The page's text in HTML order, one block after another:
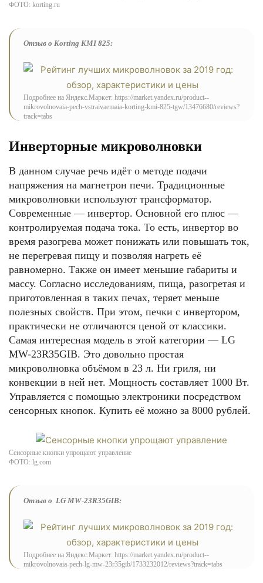
ФОТО: korting.ru
Отзыв о Korting KMI 825:
Подробнее на Яндекс.Маркет: https://market.yandex.ru/product--
mikrovolnovaia-pech-vstraivaemaia-korting-kmi-825-tgw/13476680/reviews?
track=tabs
Инверторные микроволновки
В данном случае речь идёт о методе подачи
напряжения на магнетрон печи. Традиционные
микроволновки используют трансформатор.
Современные — инвертор. Основной его плюс —
контролируемая подача тока. То есть, инвертор во
время разогрева может понижать или повышать ток,
не перегревая пищу и позволяя нагреть её
равномерно. Также он имеет меньшие габариты и
массу. Согласно исследованиям, пища, разогретая и
приготовленная в таких печах, теряет меньше
полезных свойств. При этом, печки с инвертором,
практически не отличаются ценой от классики.
Самая интересная модель в этой категории — LG
MW-23R35GIB. Это довольно простая
микроволновка объёмом в 23 л. Ни гриля, ни
конвекции в ней нет. Мощность составляет 1000 Вт.
Управляется с помощью электроники посредством
сенсорных кнопок. Купить её можно за 8000 рублей.
Сенсорные кнопки упрощают управление
ФОТО: lg.com
Отзыв о LG MW-23R35GIB:
Подробнее на Яндекс.Маркет: https://market.yandex.ru/product--
mikrovolnovaia-pech-lg-mw-23r35gib/1733232012/reviews?track=tabs